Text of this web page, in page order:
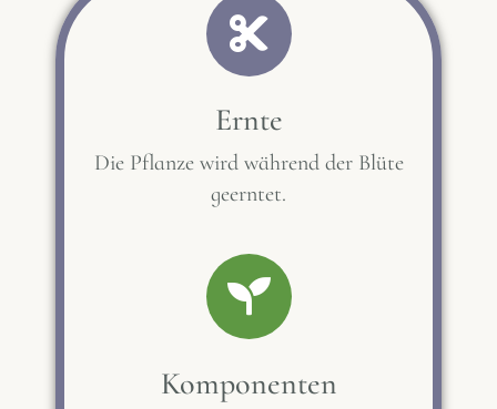
Ernte
Die Pflanze wird während der Blüte
geerntet.
Komponenten